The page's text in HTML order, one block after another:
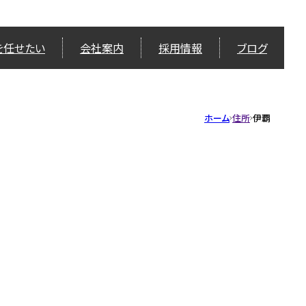
せたい 会社案内 採用情報 ブログ
ホーム 住所 伊覇